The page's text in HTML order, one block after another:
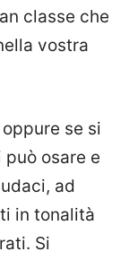
classe che
vostra
se si
può osare e
ad
in tonalità
Si